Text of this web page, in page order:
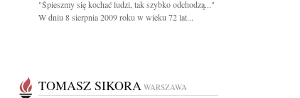
"Śpieszmy się kochać ludzi, tak szybko odchodzą..."
W dniu 8 sierpnia 2009 roku w wieku 72 lat...
TOMASZ SIKORA WARSZAWA